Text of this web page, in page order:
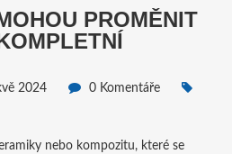
PROMĚNIT
2024
0 Komentáře
nebo kompozitu, které se